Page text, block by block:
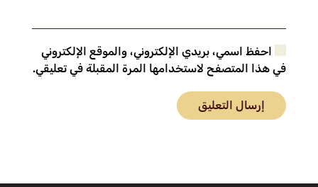
احفظ اسمي، بريدي الإلكتروني، والموقع الإلكتروني
في هذا المتصفح لاستخدامها المرة المقبلة في تعليقي.
إرسال التعليق